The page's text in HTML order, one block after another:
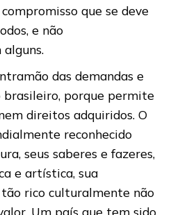
que se deve
e não
das demandas e
brasileiro, porque permite
direitos adquiridos. O
reconhecido
seus saberes e fazeres,
e artística, sua
rico culturalmente não
Um país que tem sido